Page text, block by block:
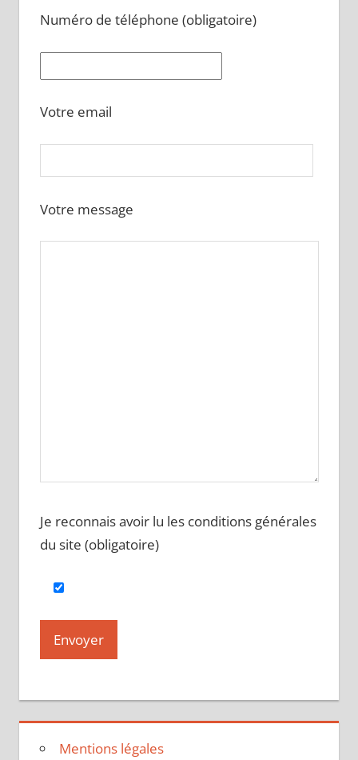
Numéro de téléphone (obligatoire)
Votre email
Votre message
Je reconnais avoir lu les conditions générales
du site (obligatoire)
Mentions légales